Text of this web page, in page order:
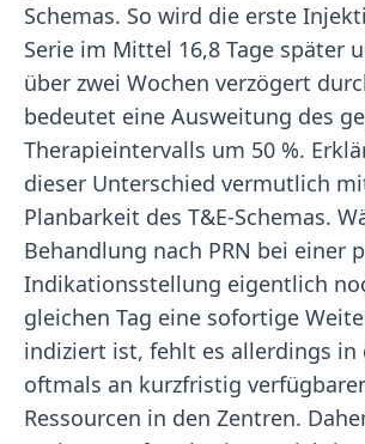
Schemas. So wird die erste
Serie im Mittel 16,8 Tage später
über zwei Wochen verzögert
bedeutet eine Ausweitung des
Therapieintervalls um 50 %.
dieser Unterschied vermutlich
Planbarkeit des T&E-Schemas.
Behandlung nach PRN bei einer
Indikationsstellung eigentlich
gleichen Tag eine sofortige
indiziert ist, fehlt es allerdings in
oftmals an kurzfristig
Ressourcen in den Zentren.